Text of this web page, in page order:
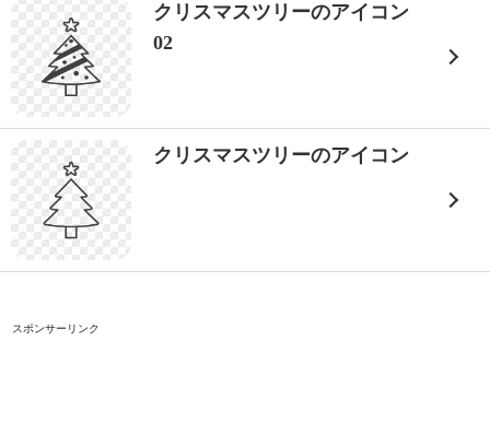
クリスマスツリーのアイコン
02
クリスマスツリーのアイコン
スポンサーリンク